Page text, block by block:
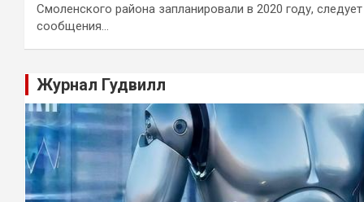
Смоленского района запланировали в 2020 году,
сообщения…
Журнал Гудвилл